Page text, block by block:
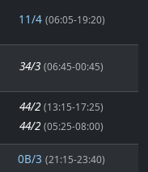
11/4 (06:05-19:20)
34/3 (06:45-00:45)
44/2 (13:15-17:25)
44/2 (05:25-08:00)
0B/3 (21:15-23:40)